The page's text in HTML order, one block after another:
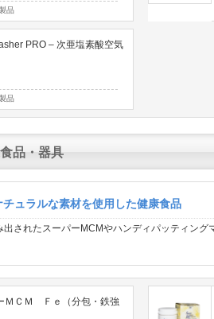
品
PRO – 次亜塩素酸空気
品
品・器具
ュラルな素材を使用した健康食品
出されたスーパーMCMやハンディパッティン
ＭＣＭ Ｆｅ（分包・鉄強